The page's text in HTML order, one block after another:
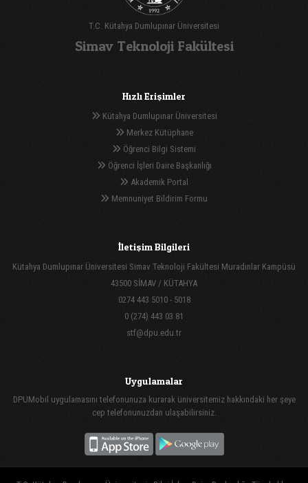
T.C. Kütahya Dumlupınar Üniversitesi
Simav Teknoloji Fakültesi
Hızlı Erişimler
Kütahya Dumlupınar Üniversitesi
Merkez Kütüphane
Öğrenci Bilgi Sistemi
Öğrenci İşleri Daire Başkanlığı
Akademik Portal
Memnuniyet Bildirim Formu
İletişim Bilgileri
Kütahya Dumlupınar Üniversitesi Simav Teknoloji Fakültesi Muradınlar Kampüsü
43500 SİMAV / KÜTAHYA
0274 443 5010 - 5018
0 (274) 443 03 81
stf@dpu.edu.tr
Uygulamalar
DPUMobil uygulamasını telefonunuza kurarak üniversitemiz hakkındaki her şeye
cep telefonunuzdan ulaşabilirsiniz.